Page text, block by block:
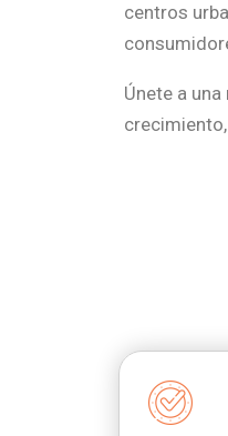
centros
Únete a una